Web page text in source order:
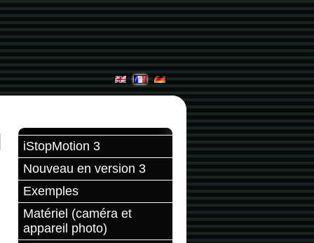
iStopMotion 3
Nouveau en version 3
Exemples
Matériel (caméra et
appareil photo)